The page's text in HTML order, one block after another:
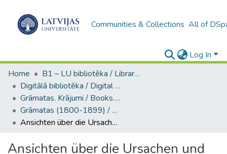
Communities & Collections All of
Log In
Home
B1 – LU bibliotēka / Library of the UL
Digitālā bibliotēka / Digital library
Grāmatas. Krājumi / Books. Collection of articles
Grāmatas (1800-1899) / Books
Ansichten über die Ursachen und die wahrscheinliche Dauer der Wohlfeilheit aller Landeserzeugnisse, besonders mit Rücksicht auf Liv- und Esthland, nebst Anzeige einiger zur Abhülfe der jetzigen Bedrängniss des Landmannes vorgeschlagenen Mittel
Ansichten über die Ursachen und